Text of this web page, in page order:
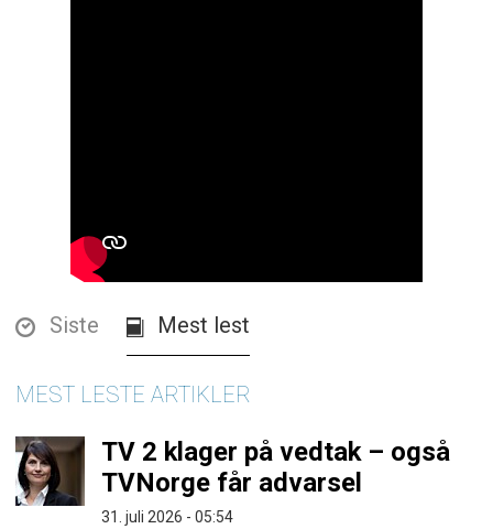
Siste Mest lest
MEST LESTE ARTIKLER
TV 2 klager på vedtak – også
TVNorge får advarsel
31. juli 2026 - 05:54